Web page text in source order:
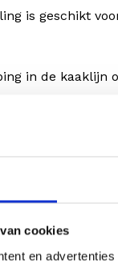
cookies
en
is geschikt
in de kaaklijn